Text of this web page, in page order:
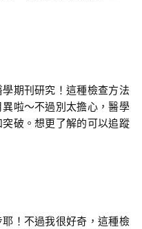
期刊研究！這種檢查方法
啦～不過別太擔心，醫學
破。想更了解的可以追蹤
！不過我很好奇，這種檢